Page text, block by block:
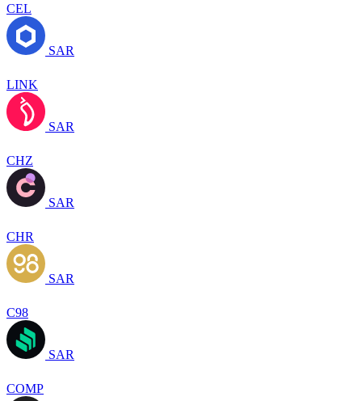
CEL
SAR
LINK
SAR
CHZ
SAR
CHR
SAR
C98
SAR
COMP